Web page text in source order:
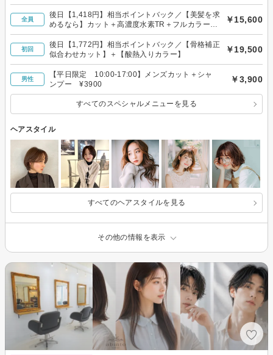
全員
後日【1,418円】相当ポイントバック／【美髪を求
めるなら】カット＋高濃度水素TR＋フルカラー
（白髪染OK）
￥15,600
初回
後日【1,772円】相当ポイントバック／【骨格補正
似合わせカット】＋【酸熱入りカラー】
￥19,500
男性
【平日限定 10:00-17:00】メンズカット＋シャ
ンプー ¥3900
￥3,900
すべてのスペシャルメニューを見る
ヘアスタイル
すべてのヘアスタイルを見る
その他の情報を表示